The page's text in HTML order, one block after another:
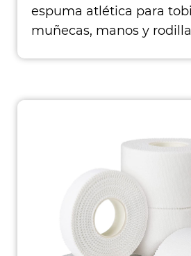
espuma atlética para
muñecas, manos y